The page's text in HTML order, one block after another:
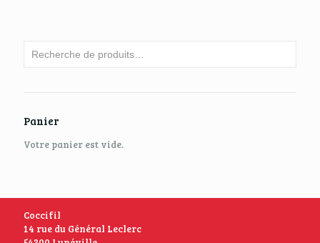
Panier
Votre panier est vide.
Coccifil
14 rue du Général Leclerc